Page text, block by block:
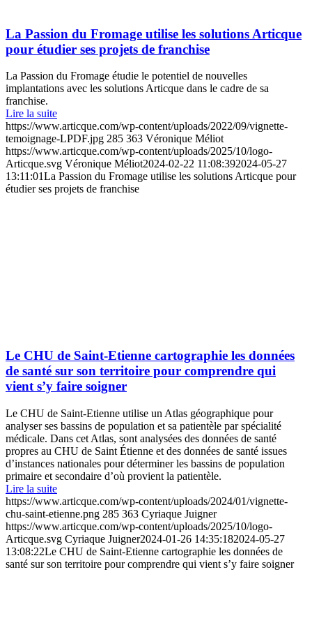
La Passion du Fromage utilise les solutions Articque
pour étudier ses projets de franchise
La Passion du Fromage étudie le potentiel de nouvelles
implantations avec les solutions Articque dans le cadre de sa
franchise.
Lire la suite
https://www.articque.com/wp-content/uploads/2022/09/vignette-
temoignage-LPDF.jpg 285 363 Véronique Méliot
https://www.articque.com/wp-content/uploads/2025/10/logo-
Articque.svg Véronique Méliot2024-02-22 11:08:392024-05-27
13:11:01La Passion du Fromage utilise les solutions Articque pour
étudier ses projets de franchise
Le CHU de Saint-Etienne cartographie les données
de santé sur son territoire pour comprendre qui
vient s’y faire soigner
Le CHU de Saint-Etienne utilise un Atlas géographique pour
analyser ses bassins de population et sa patientèle par spécialité
médicale. Dans cet Atlas, sont analysées des données de santé
propres au CHU de Saint Étienne et des données de santé issues
d’instances nationales pour déterminer les bassins de population
primaire et secondaire d’où provient la patientèle.
Lire la suite
https://www.articque.com/wp-content/uploads/2024/01/vignette-
chu-saint-etienne.png 285 363 Cyriaque Juigner
https://www.articque.com/wp-content/uploads/2025/10/logo-
Articque.svg Cyriaque Juigner2024-01-26 14:35:182024-05-27
13:08:22Le CHU de Saint-Etienne cartographie les données de
santé sur son territoire pour comprendre qui vient s’y faire soigner